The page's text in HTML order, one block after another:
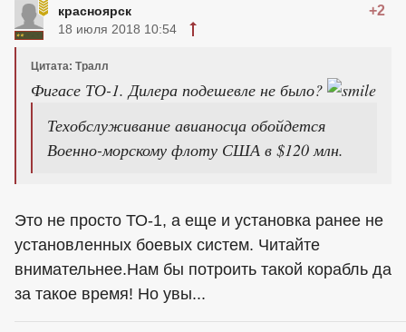
красноярск +2
18 июля 2018 10:54
Цитата: Тралл
Фигасе ТО-1. Дилера подешевле не было?
Техобслуживание авианосца обойдется
Военно-морскому флоту США в $120 млн.
Это не просто ТО-1, а еще и установка ранее не
установленных боевых систем. Читайте
внимательнее.Нам бы потроить такой корабль да
за такое время! Но увы...